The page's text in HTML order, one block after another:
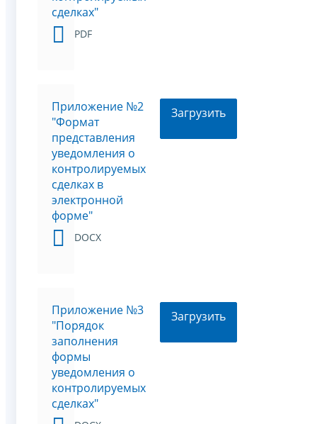
сделках"
PDF
Приложение №2
"Формат
представления
уведомления о
контролируемых
сделках в
электронной
форме"
DOCX
Загрузить
Приложение №3
"Порядок
заполнения
формы
уведомления о
контролируемых
сделках"
Загрузить